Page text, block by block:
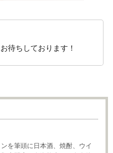
待ちしております！
を筆頭に日本酒、焼酎、ウイ